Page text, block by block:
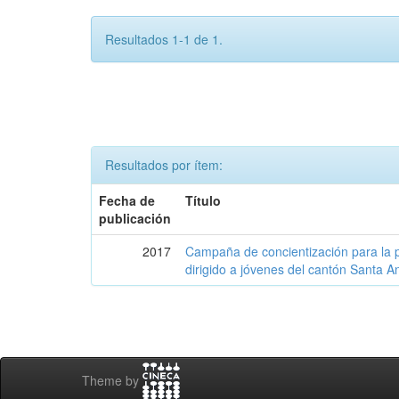
Resultados 1-1 de 1.
Resultados por ítem:
Fecha de
publicación
Título
2017
Campaña de concientización para la
dirigido a jóvenes del cantón Santa
Theme by